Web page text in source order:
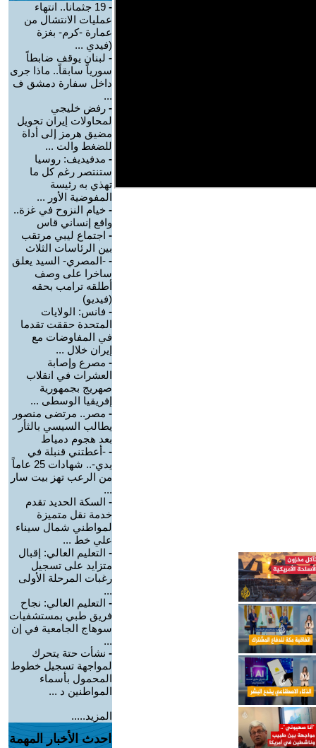
-
19 جثمانا.. انتهاء
عمليات الانتشال من
عمارة -كرم- بغزة
(فيدي ...
- لبنان يوقف ضابطاً
سورياً سابقاً.. ماذا جرى
داخل سفارة دمشق ف
...
- رفض خليجي
لمحاولات إيران تحويل
مضيق هرمز إلى أداة
للضغط والت ...
- مدفيديف: روسيا
ستنتصر رغم كل ما
تهذي به رئيسة
المفوضية الأور ...
- خيام النزوح في غزة..
واقع إنساني قاس
- اجتماع ليبي مرتقب
بين الرئاسات الثلاث
- -المصري- السيد يعلق
ساخرا على وصف
أطلقه ترامب بحقه
(فيديو)
- فانس: الولايات
المتحدة حققت تقدما
في المفاوضات مع
إيران خلال ...
- مصرع وإصابة
العشرات في انقلاب
صهريج بجمهورية
إفريقيا الوسطى ...
- مصر.. مرتضى منصور
يطالب السيسي بالثأر
بعد هجوم دمياط
- -أعطتني قنبلة في
يدي-.. شهادات 25 عاماً
من الرعب تهز بيت سار
...
- السكة الحديد تقدم
خدمة نقل متميزة
لمواطني شمال سيناء
علي خط ...
- التعليم العالي: إقبال
متزايد على تسجيل
رغبات المرحلة الأولى
...
- التعليم العالي: نجاح
فريق طبي بمستشفيات
سوهاج الجامعية في إن
...
- نشأت حتة يتحرك
لمواجهة تسجيل خطوط
المحمول بأسماء
المواطنين د ...
المزيد.....
احدث الأخبار المهمة